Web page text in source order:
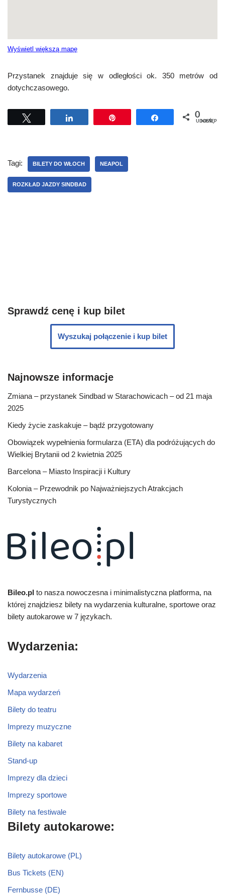
Wyświetl większą mapę
Przystanek znajduje się w odległości ok. 350 metrów od
dotychczasowego.
Udostępnij Udostępnij
0
UDOSTĘPNIEŃ
Tagi: BILETY DO WŁOCH NEAPOL
ROZKŁAD JAZDY SINDBAD
Sprawdź cenę i kup bilet
Wyszukaj połączenie i kup bilet
Najnowsze informacje
Zmiana – przystanek Sindbad w Starachowicach – od 21 maja
2025
Kiedy życie zaskakuje – bądź przygotowany
Obowiązek wypełnienia formularza (ETA) dla podróżujących do
Wielkiej Brytanii od 2 kwietnia 2025
Barcelona – Miasto Inspiracji i Kultury
Kolonia – Przewodnik po Najważniejszych Atrakcjach
Turystycznych
Bileo.pl to nasza nowoczesna i minimalistyczna platforma, na
której znajdziesz bilety na wydarzenia kulturalne, sportowe oraz
bilety autokarowe w 7 językach.
Wydarzenia:
Wydarzenia
Mapa wydarzeń
Bilety do teatru
Imprezy muzyczne
Bilety na kabaret
Stand-up
Imprezy dla dzieci
Imprezy sportowe
Bilety na festiwale
Bilety autokarowe:
Bilety autokarowe (PL)
Bus Tickets (EN)
Fernbusse (DE)